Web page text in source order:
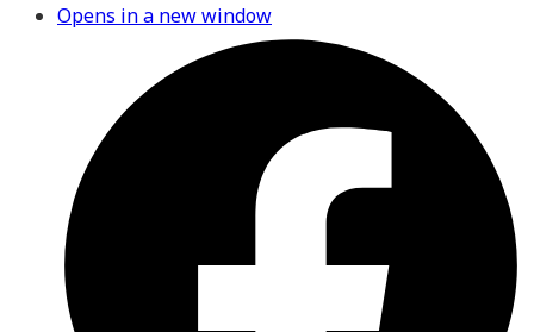
Opens in a new window